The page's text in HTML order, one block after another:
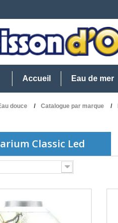
Accueil Eau de mer
douce Catalogue par marque
Classic Led